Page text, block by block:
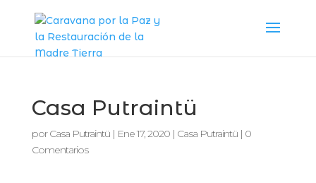
Casa Putraintü
porCasa Putraintü| Ene 17, 2020| Casa Putraintü| 0
Comentarios